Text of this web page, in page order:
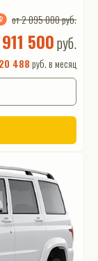
от 2 095 000 руб.
500руб.
20 488 руб. в месяц